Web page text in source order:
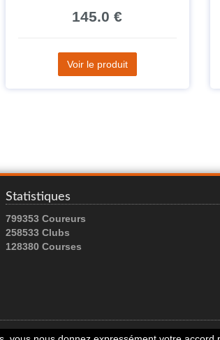
145.0 €
Voir le produit
Statistiques
799353 Coureurs
258533 Clubs
128380 Courses
All rights reserved.